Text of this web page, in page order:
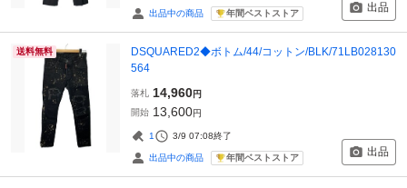
出品中の商品 年間ベストストア 出品
送料無料
DSQUARED2◆ボトム/44/コットン/BLK/71LB028130
564
落札 14,960円
開始 13,600円
1 3/9 07:08終了
出品中の商品 年間ベストストア 出品